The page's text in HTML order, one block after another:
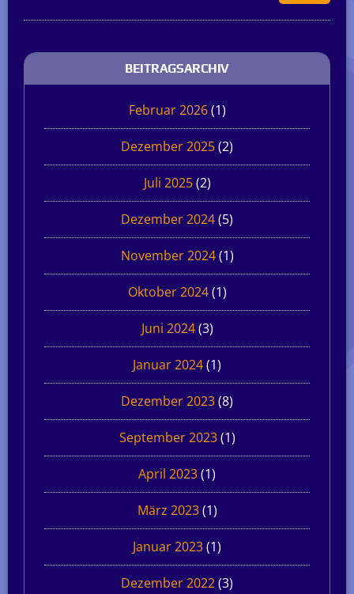
BEITRAGSARCHIV
Februar 2026(1)
Dezember 2025(2)
Juli 2025(2)
Dezember 2024(5)
November 2024(1)
Oktober 2024(1)
Juni 2024(3)
Januar 2024(1)
Dezember 2023(8)
September 2023(1)
April 2023(1)
März 2023(1)
Januar 2023(1)
Dezember 2022(3)